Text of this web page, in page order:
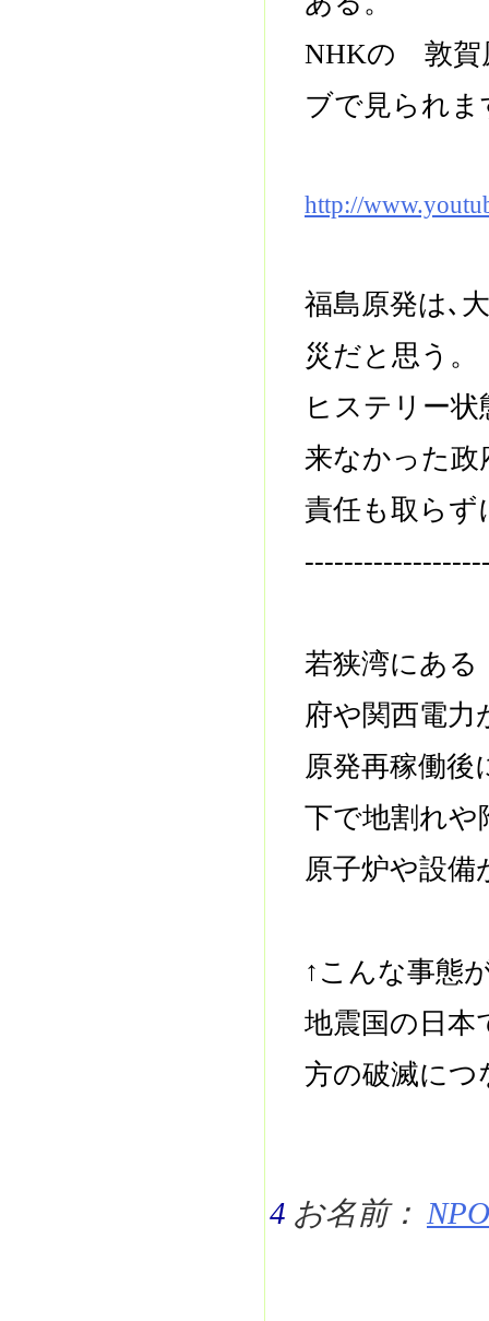
NHKの 敦賀
ブで見られま
http://
福島原発は､
災だと思う。
ヒステリー
来なかった
責任も取ら
若狭湾にあ
府や関西電力
原発再稼働後
下で地割れや
原子炉や設
↑こんな事態
地震国の日本
方の破滅につ
4 お名前：